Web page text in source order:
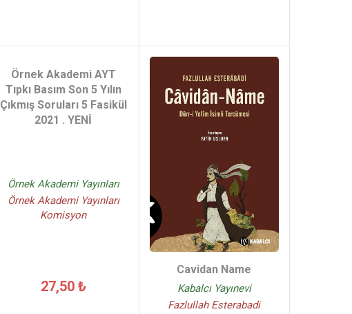
Örnek Akademi AYT
Tıpkı Basım Son 5 Yılın
Çıkmış Soruları 5 Fasikül
2021 . YENİ
Örnek Akademi Yayınları
Örnek Akademi Yayınları
Komisyon
27,50 ₺
Cavidan Name
Kabalcı Yayınevi
Fazlullah Esterabadi